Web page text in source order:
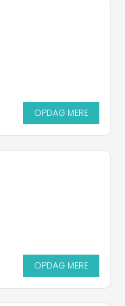
OPDAG MERE
OPDAG MERE